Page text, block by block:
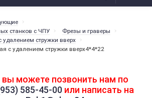
станков с ЧПУ
Фрезы и граверы
стружки вверх
с удалением стружки вверх4*4*22
вы можете позвонить нам по
585-45-00или написать на